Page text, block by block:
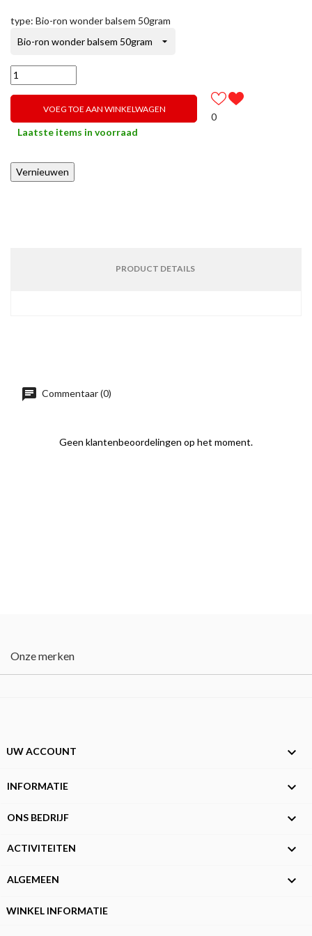
type: Bio-ron wonder balsem 50gram
VOEG TOE AAN WINKELWAGEN
0
Laatste items in voorraad
PRODUCT DETAILS
Commentaar (0)
Geen klantenbeoordelingen op het moment.
Onze merken
WINKEL INFORMATIE
INFORMATIE 
ONS BEDRIJF 
ACTIVITEITEN 
ALGEMEEN 
UW ACCOUNT 